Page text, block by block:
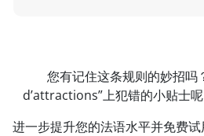
您有记住这条规则的妙招吗
d’attractions”上犯错的小贴士呢
进一步提升您的法语水平并免费试